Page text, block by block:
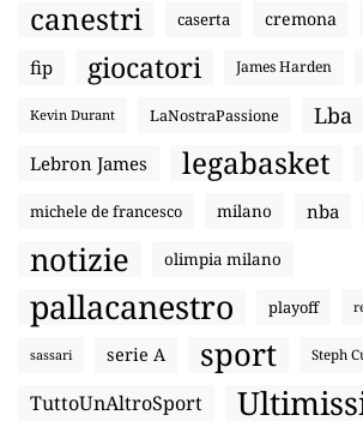
canestri caserta cremona
fip giocatori James Harden
Kevin Durant LaNostraPassione Lba
Lebron James legabasket
michele de francesco milano nba
notizie olimpia milano
pallacanestro playoff
sassari serie A sport Steph
TuttoUnAltroSport